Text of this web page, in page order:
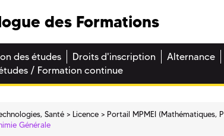
des Formations
des études Droits d'inscription Alternance
/ Formation continue
Santé Licence
Portail MPMEI (Mathématiques,
Générale